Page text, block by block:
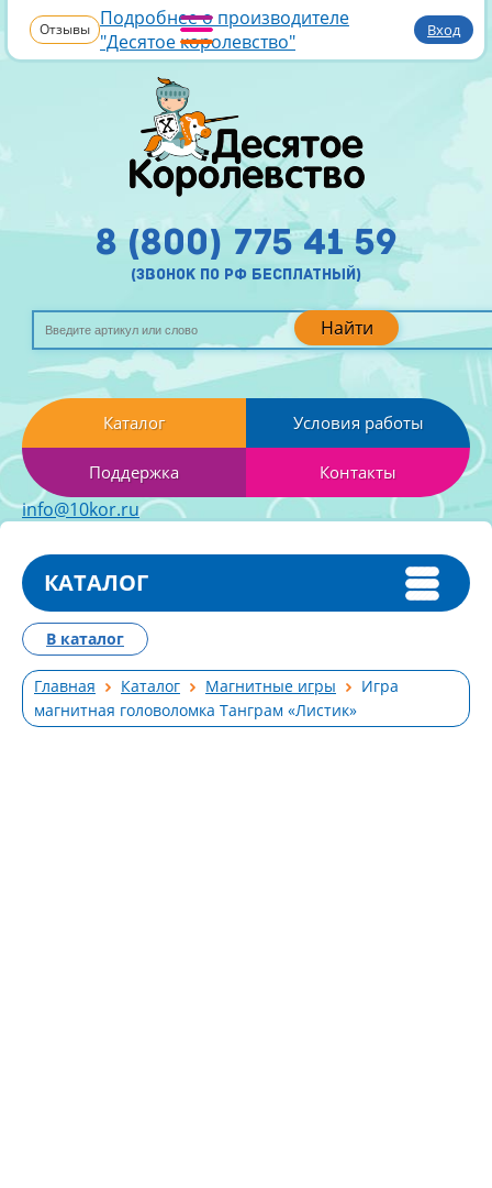
Отзывы Подробнее о производителе
"Десятое королевство"
Вход
Найти
8 (800) 775 41 59
(звонок по рф бесплатный)
Каталог Условия работы
Поддержка Контакты
info@10kor.ru
КАТАЛОГ
Главная Каталог Магнитные игры
Игра
магнитная головоломка Танграм «Листик»
В каталог